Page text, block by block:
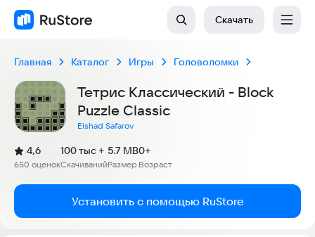
Скачать
Главная Каталог Игры Головоломки
Тетрис Классический - Block
Puzzle Classic
Elshad Safarov
Рейтинг:
4,6
(
650 оценок
)
Скачиваний
100 тыс +
Размер
5.7 MB
Возраст
0+
Установить с помощью RuStore